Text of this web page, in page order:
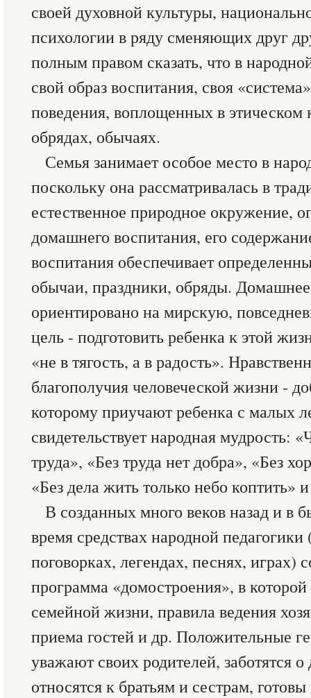
своей духовной культуры,
психологии в ряду сменяющих друг
полным правом сказать, что в
свой образ воспитания, своя
поведения, воплощенных в этическом
обрядах, обычаях.
Семья занимает особое место в
поскольку она рассматривалась в
естественное природное окружение,
домашнего воспитания, его
воспитания обеспечивает
обычаи, праздники, обряды.
ориентировано на мирскую,
цель - подготовить ребенка к этой
«не в тягость, а в радость».
благополучия человеческой жизни -
которому приучают ребенка с малых
свидетельствует народная мудрость:
труда», «Без труда нет добра», «Без
«Без дела жить только небо коптить»
В созданных много веков назад и в
время средствах народной
поговорках, легендах, песнях, играх)
программа «домостроения», в
семейной жизни, правила ведения
приема гостей и др. Положительные
уважают своих родителей, заботятся
относятся к братьям и сестрам,